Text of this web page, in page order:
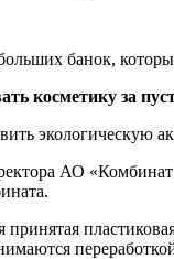
банок,
косметику за
экологическую
АО